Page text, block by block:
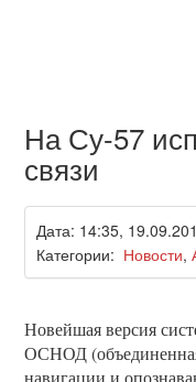
На Су-57
связи
Дата: 14:35,
Категории: Новости,
Новейшая версия
ОСНОД